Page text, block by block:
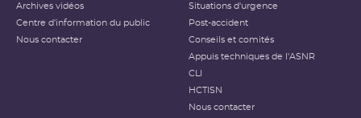
Archives vidéos
Centre d'information du public
Nous contacter
Situations d'urgence
Post-accident
Conseils et comités
Appuis techniques de l'ASNR
CLI
HCTISN
Nous contacter